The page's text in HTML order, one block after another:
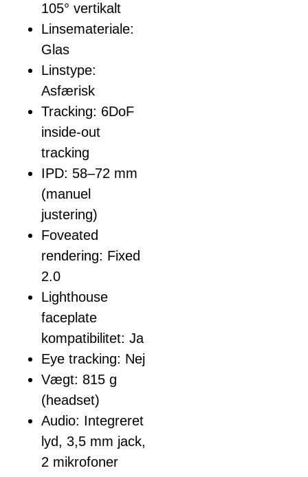
105° vertikalt
Linsemateriale:
Glas
Linstype:
Asfærisk
Tracking: 6DoF
inside-out
tracking
IPD: 58–72 mm
(manuel
justering)
Foveated
rendering: Fixed
2.0
Lighthouse
faceplate
kompatibilitet: Ja
Eye tracking: Nej
Vægt: 815 g
(headset)
Audio: Integreret
lyd, 3,5 mm jack,
2 mikrofoner